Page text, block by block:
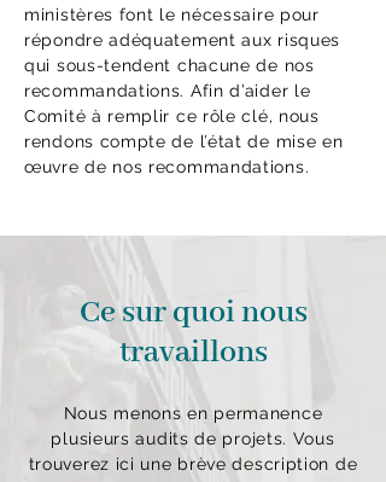
ministères font le nécessaire pour
répondre adéquatement aux risques
qui sous-tendent chacune de nos
recommandations. Afin d’aider le
Comité à remplir ce rôle clé, nous
rendons compte de l’état de mise en
œuvre de nos recommandations.
Ce sur quoi nous
travaillons
Nous menons en permanence
plusieurs audits de projets. Vous
trouverez ici une brève description de